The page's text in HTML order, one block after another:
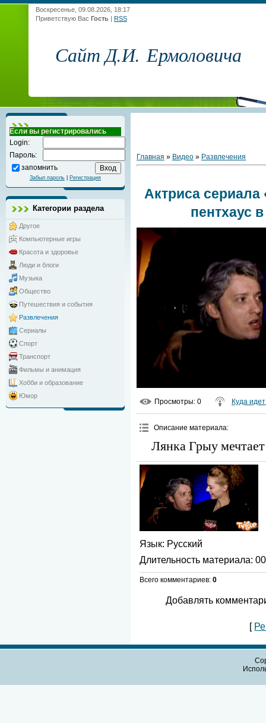
Воскресенье, 09.08.2026, 18:17
Приветствую Вас Гость | RSS
Сайт Д.И. Ермоловича
Если вы регистрировались
Login:
Пароль:
запомнить
Забыл пароль Регистрация
Категории раздела
Другое
Компьютерные игры
Красота и здоровье
Люди и блоги
Музыка
Общество
Путешествия и события
Развлечения
Сериалы
Спорт
Транспорт
Фильмы и анимация
Хобби и образование
Юмор
Главная » Видео » Развлечения
Актриса
пентхаус
Просмотры: 0 Куда
Описание материала:
Лянка Грыу
Язык: Русский
Длительность материала:
Всего комментариев: 0
Добавлять
[